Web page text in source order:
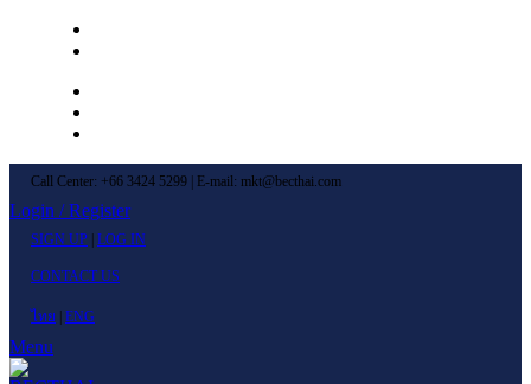
Call Center: +66 3424 5299 | E-mail: mkt@becthai.com
Login / Register
SIGN UP LOG IN
CONTACT US
ไทย ENG
Menu